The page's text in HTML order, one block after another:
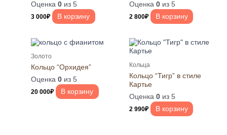
Оценка0 из 5
3 000₽ В корзину
Оценка 0из 5
2 800₽ В корзину
Золото
Кольцо “Орхидея”
Оценка0 из 5
20 000₽ В корзину
Кольца
Кольцо “Тигр” в стиле
Картье
Оценка 0из 5
2 990₽ В корзину